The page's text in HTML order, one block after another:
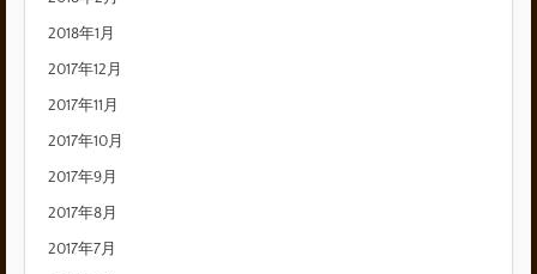
2018年1月
2017年12月
2017年11月
2017年10月
2017年9月
2017年8月
2017年7月